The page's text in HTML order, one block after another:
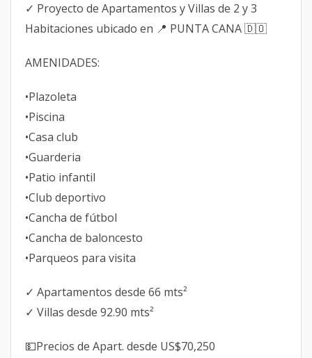
✓ Proyecto de Apartamentos y Villas de 2 y 3
Habitaciones ubicado en 📍 PUNTA CANA 🇩🇴
AMENIDADES:
•Plazoleta
•Piscina
•Casa club
•Guarderia
•Patio infantil
•Club deportivo
•Cancha de fútbol
•Cancha de baloncesto
•Parqueos para visita
✓ Apartamentos desde 66 mts²
✓ Villas desde 92.90 mts²
💵Precios de Apart. desde US$70,250